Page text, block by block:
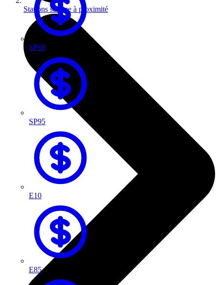
SP98
SP95
E10
E85
Stations service à proximité